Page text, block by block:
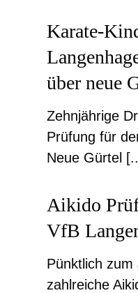
Karate-
über neue
Zehnjährige
Prüfung für
Neue Gürtel
Aikido
VfB
Pünktlich
zahlreiche